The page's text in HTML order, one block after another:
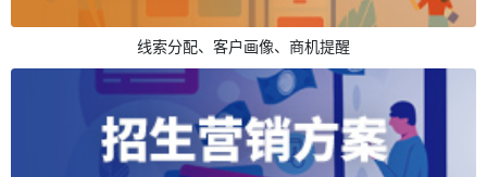
线索分配、客户画像、商机提醒